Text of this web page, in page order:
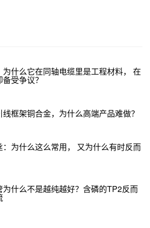
为什么它在同轴电缆里是工程材料， 在
受争议？
框架铜合金，为什么高端产品难做？
：为什么这么常用， 又为什么有时反而
为什么不是越纯越好？含磷的TP2反而